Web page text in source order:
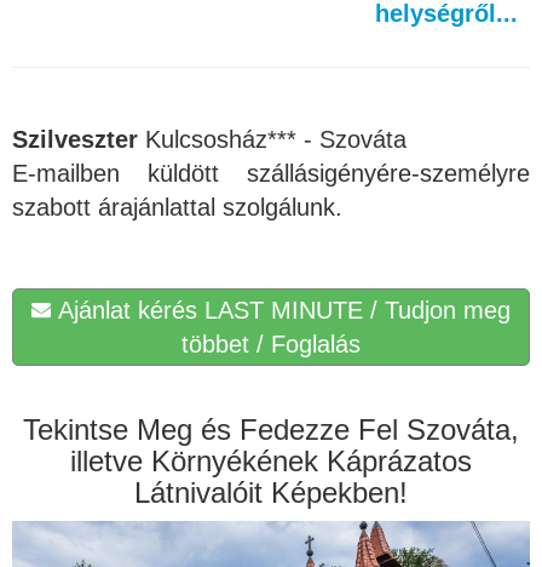
helységről...
Szilveszter Kulcsosház*** - Szováta
E-mailben küldött szállásigényére-személyre
szabott árajánlattal szolgálunk.
Ajánlat kérés LAST MINUTE / Tudjon meg
többet / Foglalás
Tekintse Meg és Fedezze Fel Szováta,
illetve Környékének Káprázatos
Látnivalóit Képekben!